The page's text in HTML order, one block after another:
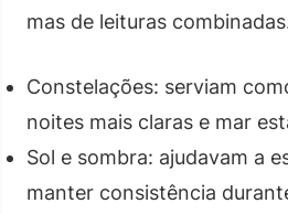
mas de leituras
Constelações: serviam
noites mais claras e mar
Sol e sombra: ajudavam a
manter consistência